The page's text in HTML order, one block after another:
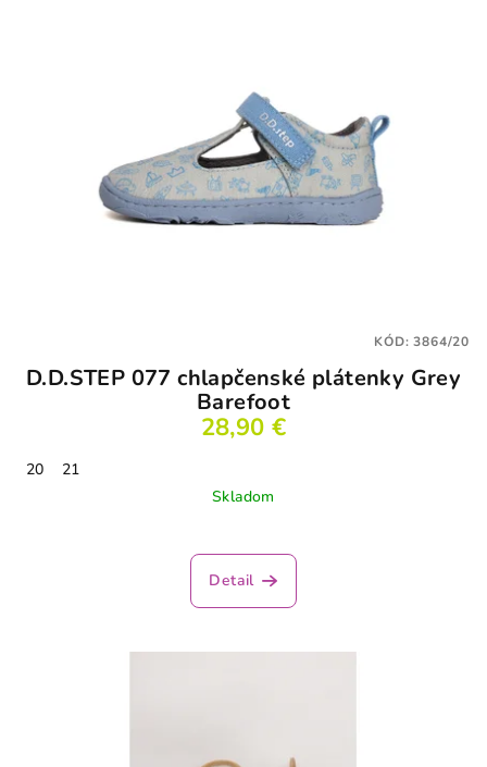
D.D.STEP 077 chlapčenské plátenky Grey
Barefoot
28,90 €
20
21
Skladom
Detail
KÓD:3864/20